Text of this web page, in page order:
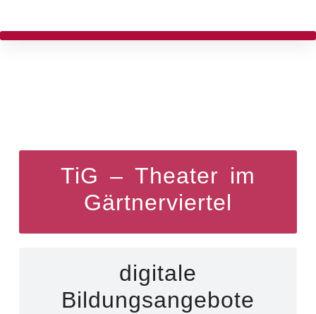
TiG – Theater im
Gärtnerviertel
digitale
Bildungsangebote